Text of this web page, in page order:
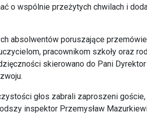
o wspólnie przeżytych chwilach i
absolwentów poruszające
pracownikom szkoły oraz
skierowano do Pani
głos zabrali zaproszeni
inspektor Przemysław